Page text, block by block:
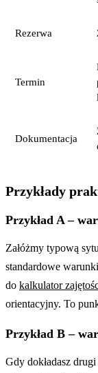
Rezerwa
Termin
Dokumentacja
Przykłady
Przykład A –
Załóżmy typową
standardowe
do kalkulator
orientacyjny. To
Przykład B –
Gdy dokładasz